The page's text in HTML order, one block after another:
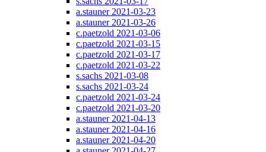
a.stauner 2021-03-23
a.stauner 2021-03-26
c.paetzold 2021-03-06
c.paetzold 2021-03-15
c.paetzold 2021-03-17
c.paetzold 2021-03-22
s.sachs 2021-03-08
s.sachs 2021-03-24
c.paetzold 2021-03-24
c.paetzold 2021-03-20
a.stauner 2021-04-13
a.stauner 2021-04-16
a.stauner 2021-04-20